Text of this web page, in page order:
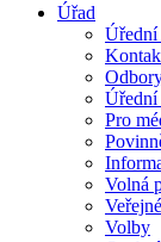
Úřad
Úřední
Pro
Volná
Volby